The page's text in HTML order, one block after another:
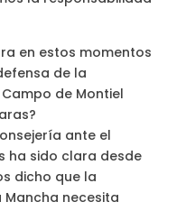
en estos momentos
de la
de Montiel
ante el
ha sido clara desde
dicho que la
necesita